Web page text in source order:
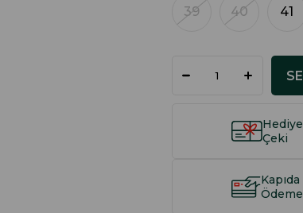
39 40 41
Hediye
Çeki
Kapıda
Ödeme